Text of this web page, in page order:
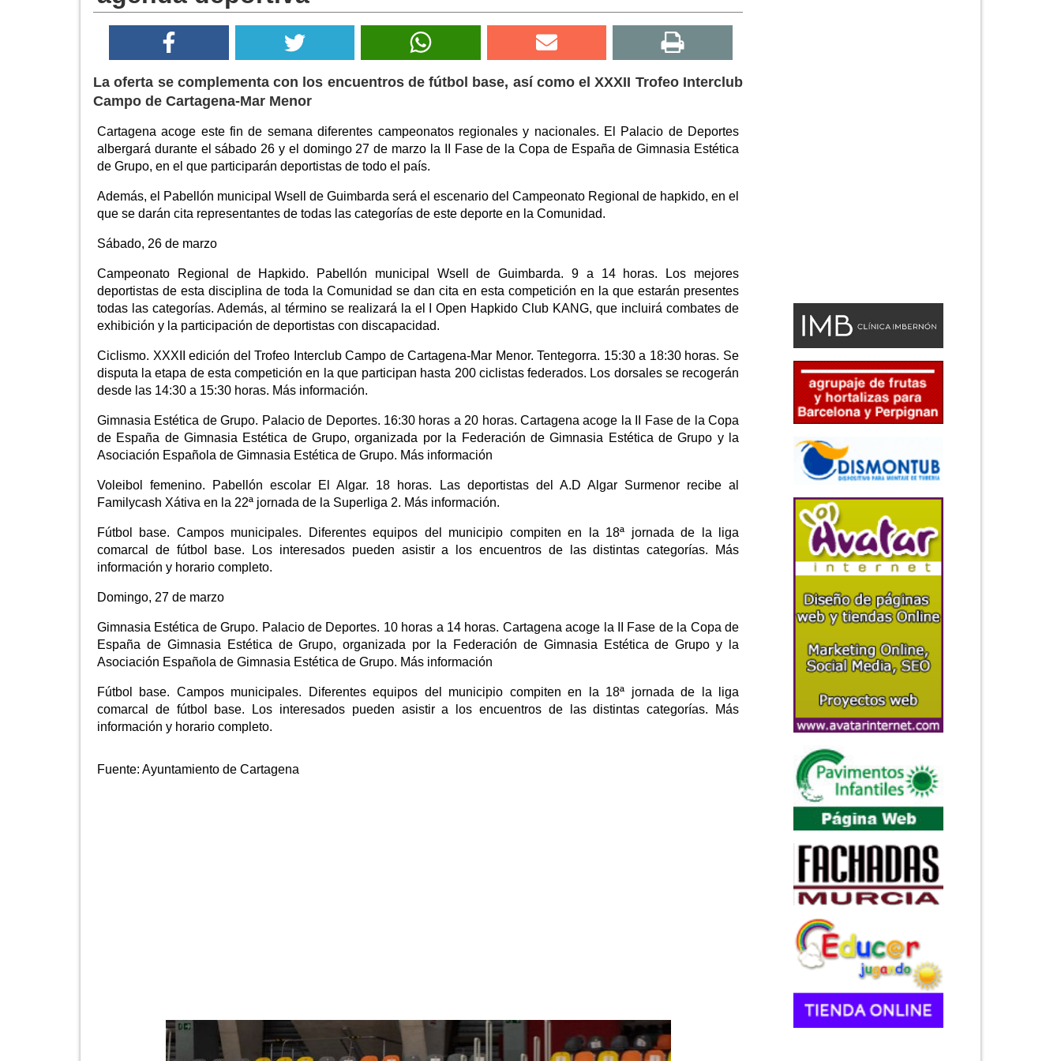
La oferta se complementa con los encuentros de fútbol base, así como el XXXII Trofeo Interclub
Campo de Cartagena-Mar Menor
Cartagena acoge este fin de semana diferentes campeonatos regionales y nacionales. El Palacio de Deportes
albergará durante el sábado 26 y el domingo 27 de marzo la II Fase de la Copa de España de Gimnasia Estética
de Grupo, en el que participarán deportistas de todo el país.
Además, el Pabellón municipal Wsell de Guimbarda será el escenario del Campeonato Regional de hapkido, en el
que se darán cita representantes de todas las categorías de este deporte en la Comunidad.
Sábado, 26 de marzo
Campeonato Regional de Hapkido. Pabellón municipal Wsell de Guimbarda. 9 a 14 horas. Los mejores
deportistas de esta disciplina de toda la Comunidad se dan cita en esta competición en la que estarán presentes
todas las categorías. Además, al término se realizará la el I Open Hapkido Club KANG, que incluirá combates de
exhibición y la participación de deportistas con discapacidad.
Ciclismo. XXXII edición del Trofeo Interclub Campo de Cartagena-Mar Menor. Tentegorra. 15:30 a 18:30 horas. Se
disputa la etapa de esta competición en la que participan hasta 200 ciclistas federados. Los dorsales se recogerán
desde las 14:30 a 15:30 horas. Más información.
Gimnasia Estética de Grupo. Palacio de Deportes. 16:30 horas a 20 horas. Cartagena acoge la II Fase de la Copa
de España de Gimnasia Estética de Grupo, organizada por la Federación de Gimnasia Estética de Grupo y la
Asociación Española de Gimnasia Estética de Grupo. Más información
Voleibol femenino. Pabellón escolar El Algar. 18 horas. Las deportistas del A.D Algar Surmenor recibe al
Familycash Xátiva en la 22ª jornada de la Superliga 2. Más información.
Fútbol base. Campos municipales. Diferentes equipos del municipio compiten en la 18ª jornada de la liga
comarcal de fútbol base. Los interesados pueden asistir a los encuentros de las distintas categorías. Más
información y horario completo.
Domingo, 27 de marzo
Gimnasia Estética de Grupo. Palacio de Deportes. 10 horas a 14 horas. Cartagena acoge la II Fase de la Copa de
España de Gimnasia Estética de Grupo, organizada por la Federación de Gimnasia Estética de Grupo y la
Asociación Española de Gimnasia Estética de Grupo. Más información
Fútbol base. Campos municipales. Diferentes equipos del municipio compiten en la 18ª jornada de la liga
comarcal de fútbol base. Los interesados pueden asistir a los encuentros de las distintas categorías. Más
información y horario completo.
Fuente: Ayuntamiento de Cartagena